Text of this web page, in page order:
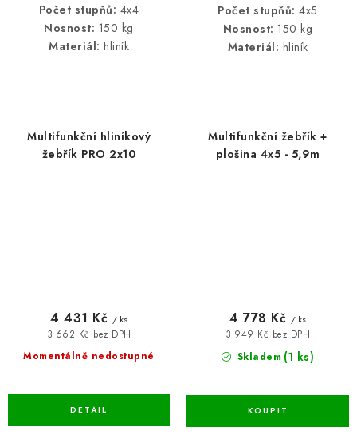
Počet stupňů: 4x4
Nosnost: 150 kg
Materiál: hliník
Počet stupňů: 4x5
Nosnost: 150 kg
Materiál: hliník
Multifunkční hliníkový
žebřík PRO 2x10
Momentálně nedostupné
3 662 Kč bez DPH
4 431 Kč / ks
Multifunkční žebřík +
plošina 4x5 - 5,9m
Skladem (1 ks)
3 949 Kč bez DPH
4 778 Kč / ks